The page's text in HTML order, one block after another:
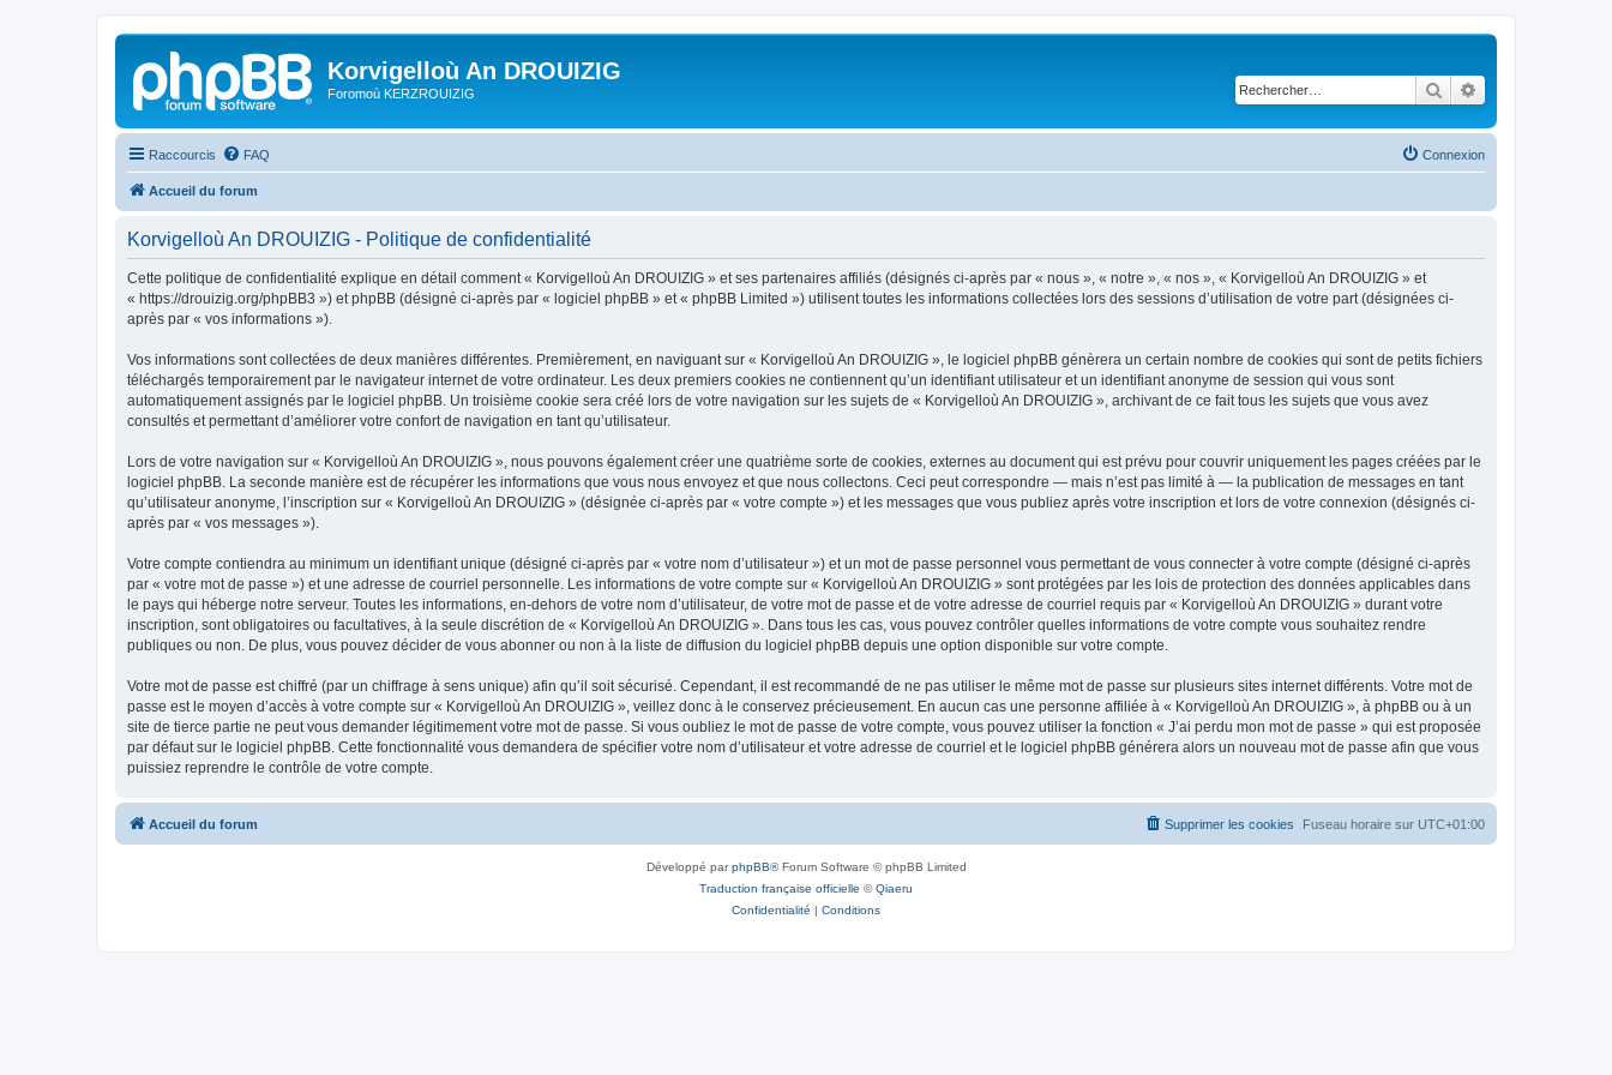
Korvigelloù An DROUIZIG
Foromoù KERZROUIZIG Rechercher
Raccourcis FAQ Connexion
Accueil du forum
Korvigelloù An DROUIZIG - Politique de confidentialité
Cette politique de confidentialité explique en détail comment « Korvigelloù An DROUIZIG » et ses partenaires affiliés (désignés ci-après par « nous », « notre », « nos », « Korvigelloù An DROUIZIG » et
« https://drouizig.org/phpBB3 ») et phpBB (désigné ci-après par « logiciel phpBB » et « phpBB Limited ») utilisent toutes les informations collectées lors des sessions d’utilisation de votre part (désignées ci-
après par « vos informations »).
Vos informations sont collectées de deux manières différentes. Premièrement, en naviguant sur « Korvigelloù An DROUIZIG », le logiciel phpBB génèrera un certain nombre de cookies qui sont de petits fichiers
téléchargés temporairement par le navigateur internet de votre ordinateur. Les deux premiers cookies ne contiennent qu’un identifiant utilisateur et un identifiant anonyme de session qui vous sont
automatiquement assignés par le logiciel phpBB. Un troisième cookie sera créé lors de votre navigation sur les sujets de « Korvigelloù An DROUIZIG », archivant de ce fait tous les sujets que vous avez
consultés et permettant d’améliorer votre confort de navigation en tant qu’utilisateur.
Lors de votre navigation sur « Korvigelloù An DROUIZIG », nous pouvons également créer une quatrième sorte de cookies, externes au document qui est prévu pour couvrir uniquement les pages créées par le
logiciel phpBB. La seconde manière est de récupérer les informations que vous nous envoyez et que nous collectons. Ceci peut correspondre — mais n’est pas limité à — la publication de messages en tant
qu’utilisateur anonyme, l’inscription sur « Korvigelloù An DROUIZIG » (désignée ci-après par « votre compte ») et les messages que vous publiez après votre inscription et lors de votre connexion (désignés ci-
après par « vos messages »).
Votre compte contiendra au minimum un identifiant unique (désigné ci-après par « votre nom d’utilisateur ») et un mot de passe personnel vous permettant de vous connecter à votre compte (désigné ci-après
par « votre mot de passe ») et une adresse de courriel personnelle. Les informations de votre compte sur « Korvigelloù An DROUIZIG » sont protégées par les lois de protection des données applicables dans
le pays qui héberge notre serveur. Toutes les informations, en-dehors de votre nom d’utilisateur, de votre mot de passe et de votre adresse de courriel requis par « Korvigelloù An DROUIZIG » durant votre
inscription, sont obligatoires ou facultatives, à la seule discrétion de « Korvigelloù An DROUIZIG ». Dans tous les cas, vous pouvez contrôler quelles informations de votre compte vous souhaitez rendre
publiques ou non. De plus, vous pouvez décider de vous abonner ou non à la liste de diffusion du logiciel phpBB depuis une option disponible sur votre compte.
Votre mot de passe est chiffré (par un chiffrage à sens unique) afin qu’il soit sécurisé. Cependant, il est recommandé de ne pas utiliser le même mot de passe sur plusieurs sites internet différents. Votre mot de
passe est le moyen d’accès à votre compte sur « Korvigelloù An DROUIZIG », veillez donc à le conservez précieusement. En aucun cas une personne affiliée à « Korvigelloù An DROUIZIG », à phpBB ou à un
site de tierce partie ne peut vous demander légitimement votre mot de passe. Si vous oubliez le mot de passe de votre compte, vous pouvez utiliser la fonction « J’ai perdu mon mot de passe » qui est proposée
par défaut sur le logiciel phpBB. Cette fonctionnalité vous demandera de spécifier votre nom d’utilisateur et votre adresse de courriel et le logiciel phpBB générera alors un nouveau mot de passe afin que vous
puissiez reprendre le contrôle de votre compte.
Accueil du forum Fuseau horaire sur UTC+01:00
Supprimer les cookies
Développé parphpBB® Forum Software © phpBB Limited
Traduction française officielle ©Qiaeru
Confidentialité | Conditions